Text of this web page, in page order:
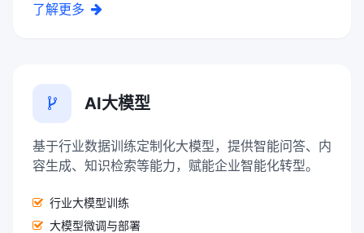
了解更多
AI大模型
基于行业数据训练定制化大模型，提供智能问答、内
容生成、知识检索等能力，赋能企业智能化转型。
行业大模型训练
大模型微调与部署